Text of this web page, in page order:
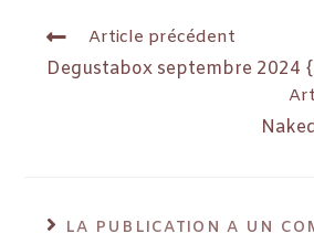
Article précédent
Degustabox septembre 2024
LA PUBLICATION A UN